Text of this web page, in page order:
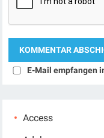
E-Mail empfangen
Access